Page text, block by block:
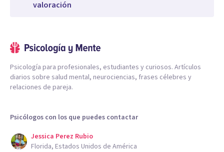
valoración
Psicología para profesionales, estudiantes y curiosos. Artículos
diarios sobre salud mental, neurociencias, frases célebres y
relaciones de pareja.
Psicólogos con los que puedes contactar
Jessica Perez Rubio
Florida, Estados Unidos de América